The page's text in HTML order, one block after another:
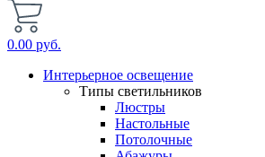
0.00 руб.
Интерьерное освещение
Типы светильников
Люстры
Настольные
Потолочные